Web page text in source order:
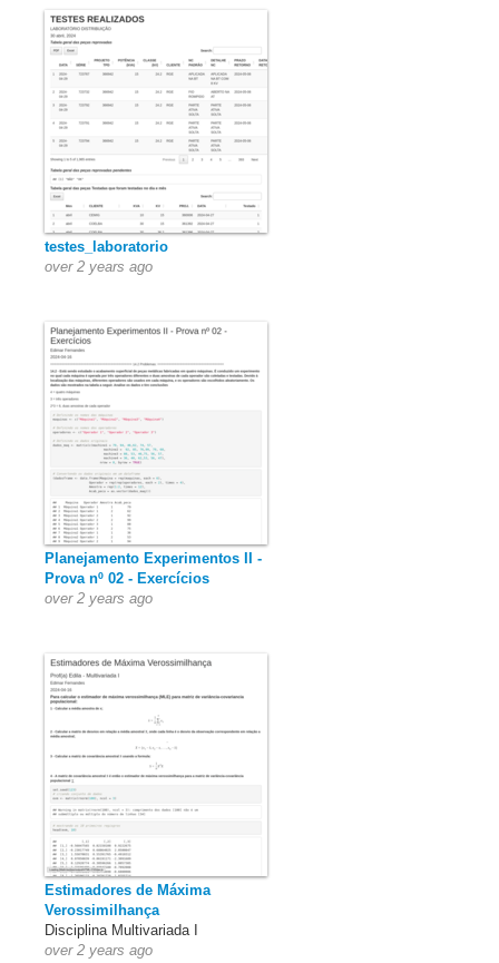
testes_laboratorio
over 2 years ago
Planejamento Experimentos II -
Prova nº 02 - Exercícios
over 2 years ago
Estimadores de Máxima
Verossimilhança
Disciplina Multivariada I
over 2 years ago